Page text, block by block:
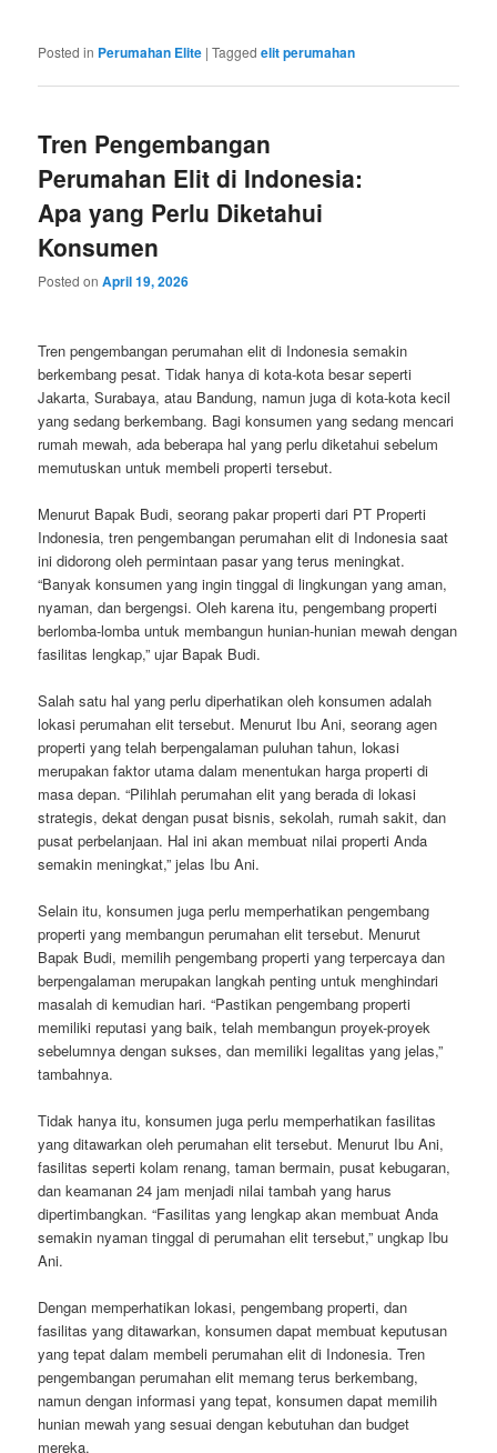
Posted in Perumahan Elite |Tagged elit perumahan
Tren Pengembangan
Perumahan Elit di Indonesia:
Apa yang Perlu Diketahui
Konsumen
Posted onApril 19, 2026
Tren pengembangan perumahan elit di Indonesia semakin
berkembang pesat. Tidak hanya di kota-kota besar seperti
Jakarta, Surabaya, atau Bandung, namun juga di kota-kota kecil
yang sedang berkembang. Bagi konsumen yang sedang mencari
rumah mewah, ada beberapa hal yang perlu diketahui sebelum
memutuskan untuk membeli properti tersebut.
Menurut Bapak Budi, seorang pakar properti dari PT Properti
Indonesia, tren pengembangan perumahan elit di Indonesia saat
ini didorong oleh permintaan pasar yang terus meningkat.
“Banyak konsumen yang ingin tinggal di lingkungan yang aman,
nyaman, dan bergengsi. Oleh karena itu, pengembang properti
berlomba-lomba untuk membangun hunian-hunian mewah dengan
fasilitas lengkap,” ujar Bapak Budi.
Salah satu hal yang perlu diperhatikan oleh konsumen adalah
lokasi perumahan elit tersebut. Menurut Ibu Ani, seorang agen
properti yang telah berpengalaman puluhan tahun, lokasi
merupakan faktor utama dalam menentukan harga properti di
masa depan. “Pilihlah perumahan elit yang berada di lokasi
strategis, dekat dengan pusat bisnis, sekolah, rumah sakit, dan
pusat perbelanjaan. Hal ini akan membuat nilai properti Anda
semakin meningkat,” jelas Ibu Ani.
Selain itu, konsumen juga perlu memperhatikan pengembang
properti yang membangun perumahan elit tersebut. Menurut
Bapak Budi, memilih pengembang properti yang terpercaya dan
berpengalaman merupakan langkah penting untuk menghindari
masalah di kemudian hari. “Pastikan pengembang properti
memiliki reputasi yang baik, telah membangun proyek-proyek
sebelumnya dengan sukses, dan memiliki legalitas yang jelas,”
tambahnya.
Tidak hanya itu, konsumen juga perlu memperhatikan fasilitas
yang ditawarkan oleh perumahan elit tersebut. Menurut Ibu Ani,
fasilitas seperti kolam renang, taman bermain, pusat kebugaran,
dan keamanan 24 jam menjadi nilai tambah yang harus
dipertimbangkan. “Fasilitas yang lengkap akan membuat Anda
semakin nyaman tinggal di perumahan elit tersebut,” ungkap Ibu
Ani.
Dengan memperhatikan lokasi, pengembang properti, dan
fasilitas yang ditawarkan, konsumen dapat membuat keputusan
yang tepat dalam membeli perumahan elit di Indonesia. Tren
pengembangan perumahan elit memang terus berkembang,
namun dengan informasi yang tepat, konsumen dapat memilih
hunian mewah yang sesuai dengan kebutuhan dan budget
mereka.